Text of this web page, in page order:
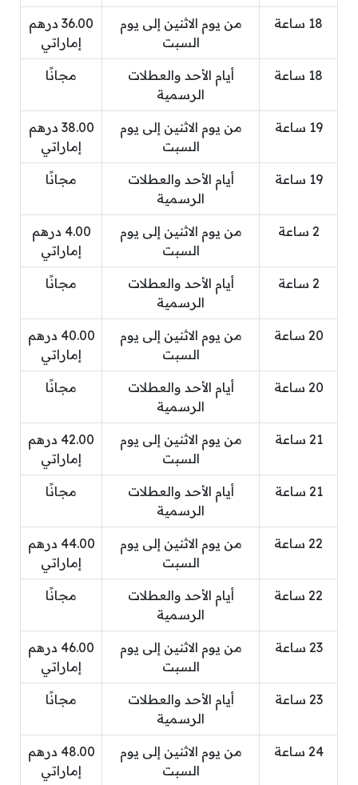
18 ساعة
من يوم الاثنين إلى يوم
السبت
36.00 درهم
إماراتي
18 ساعة
أيام الأحد والعطلات
الرسمية
مجانًا
19 ساعة
من يوم الاثنين إلى يوم
السبت
38.00 درهم
إماراتي
19 ساعة
أيام الأحد والعطلات
الرسمية
مجانًا
2 ساعة
من يوم الاثنين إلى يوم
السبت
4.00 درهم
إماراتي
2 ساعة
أيام الأحد والعطلات
الرسمية
مجانًا
20 ساعة
من يوم الاثنين إلى يوم
السبت
40.00 درهم
إماراتي
20 ساعة
أيام الأحد والعطلات
الرسمية
مجانًا
21 ساعة
من يوم الاثنين إلى يوم
السبت
42.00 درهم
إماراتي
21 ساعة
أيام الأحد والعطلات
الرسمية
مجانًا
22 ساعة
من يوم الاثنين إلى يوم
السبت
44.00 درهم
إماراتي
22 ساعة
أيام الأحد والعطلات
الرسمية
مجانًا
23 ساعة
من يوم الاثنين إلى يوم
السبت
46.00 درهم
إماراتي
23 ساعة
أيام الأحد والعطلات
الرسمية
مجانًا
24 ساعة
من يوم الاثنين إلى يوم
السبت
48.00 درهم
إماراتي